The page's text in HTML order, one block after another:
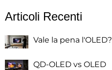
Articoli Recenti
Vale la pena
QD-OLED vs OLED